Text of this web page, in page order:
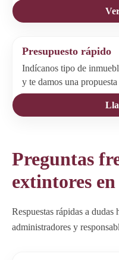
Presupuesto rápido
Indícanos tipo de
y te damos una
Preguntas
extintores
Respuestas rápidas a dudas
administradores y